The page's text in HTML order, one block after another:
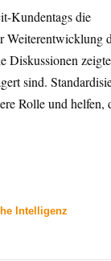
Kundentags die
Weiterentwicklung
Diskussionen
sind.
Rolle und helfen,
Intelligenz